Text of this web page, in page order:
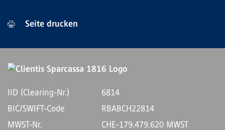
Seite drucken
IID (Clearing-Nr.)
6814
BIC/SWIFT-Code
RBABCH22814
MWST-Nr.
CHE-179.479.620 MWST